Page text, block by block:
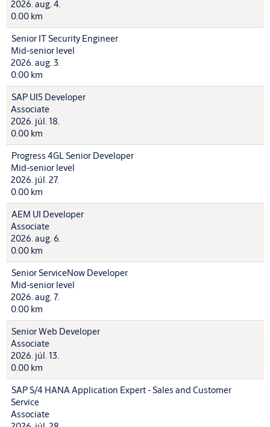
2026. aug. 4.
0.00 km
Senior IT Security Engineer
Mid-senior level
2026. aug. 3.
0.00 km
SAP UI5 Developer
Associate
2026. júl. 18.
0.00 km
Progress 4GL Senior Developer
Mid-senior level
2026. júl. 27.
0.00 km
AEM UI Developer
Associate
2026. aug. 6.
0.00 km
Senior ServiceNow Developer
Mid-senior level
2026. aug. 7.
0.00 km
Senior Web Developer
Associate
2026. júl. 13.
0.00 km
SAP S/4 HANA Application Expert - Sales and Customer
Service
Associate